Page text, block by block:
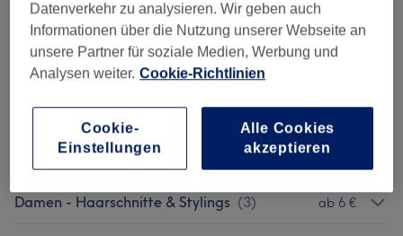
Haarschnitte (6 ) ab 23 €
Kleinkram ( 1)
Specials (4)
Haarverlängerung (1)
Damen - Haarschnitte & Stylings (3) ab 6 €
Datenverkehr zu analysieren. Wir geben auch
Informationen über die Nutzung unserer Webseite an
unsere Partner für soziale Medien, Werbung und
Analysen weiter. Cookie-Richtlinien
Cookie-
Einstellungen
Alle Cookies
akzeptieren